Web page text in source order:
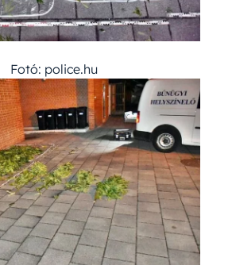
Fotó: police.hu